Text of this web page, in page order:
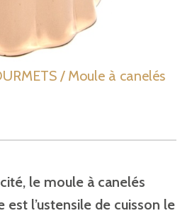
/ Moule à canelés
le moule à canelés
est l’ustensile de cuisson le